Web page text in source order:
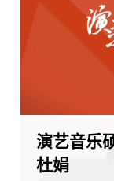
演艺音乐
杜娟